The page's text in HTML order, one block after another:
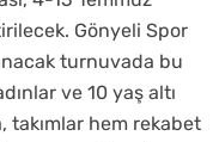
Gönyeli Spor
turnuvada bu
ve 10 yaş altı
takımlar hem rekabet